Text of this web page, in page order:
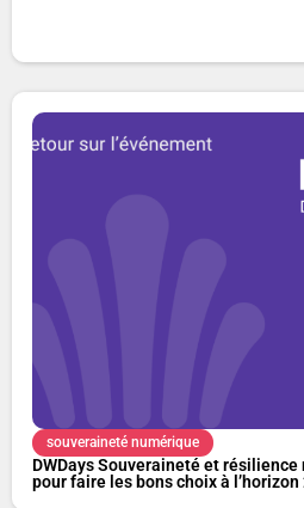
souveraineté numérique
DWDays Souveraineté et
pour faire les bons choix à l’horizon